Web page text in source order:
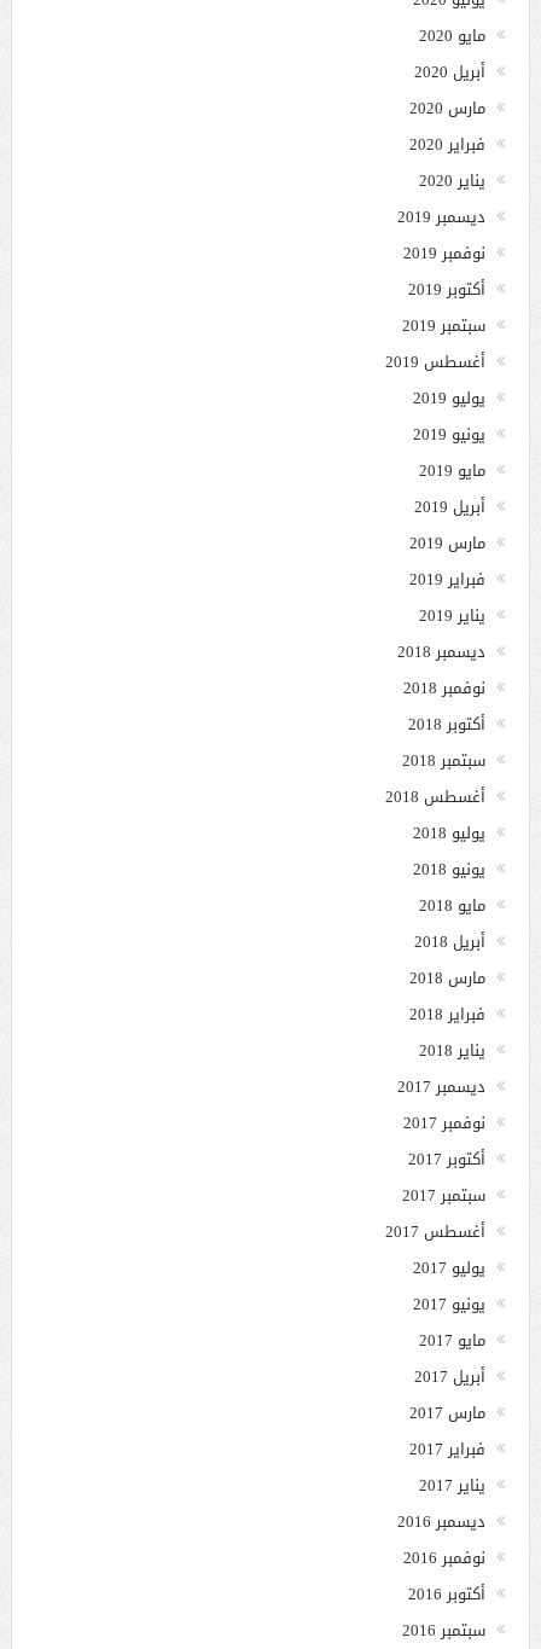
مايو 2020
أبريل 2020
مارس 2020
فبراير 2020
يناير 2020
ديسمبر 2019
نوفمبر 2019
أكتوبر 2019
سبتمبر 2019
أغسطس 2019
يوليو 2019
يونيو 2019
مايو 2019
أبريل 2019
مارس 2019
فبراير 2019
يناير 2019
ديسمبر 2018
نوفمبر 2018
أكتوبر 2018
سبتمبر 2018
أغسطس 2018
يوليو 2018
يونيو 2018
مايو 2018
أبريل 2018
مارس 2018
فبراير 2018
يناير 2018
ديسمبر 2017
نوفمبر 2017
أكتوبر 2017
سبتمبر 2017
أغسطس 2017
يوليو 2017
يونيو 2017
مايو 2017
أبريل 2017
مارس 2017
فبراير 2017
يناير 2017
ديسمبر 2016
نوفمبر 2016
أكتوبر 2016
سبتمبر 2016